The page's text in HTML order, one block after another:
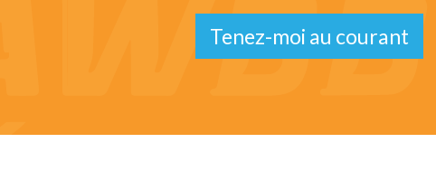
Tenez-moi au courant